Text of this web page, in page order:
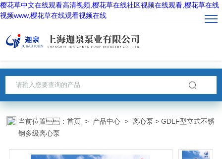
樱花草中文在线观看高清视频,樱花草在线社区视频在线观看,樱花草在线
视频www,樱花草在线观看视频在线
当前位置：首页 > 产品中心 >离心泵 > GDLF型立式不锈
钢多级离心泵